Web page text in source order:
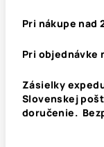
Pri nákupe nad
Pri objednávke
Zásielky
Slovenskej
doručenie.